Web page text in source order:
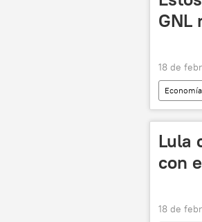
GNL
18 de
Economía
gas
Lula
con
18 de